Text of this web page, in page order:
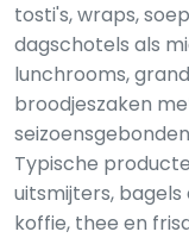
tosti's, wraps,
dagschotels als
lunchrooms,
broodjeszaken
Typische
uitsmijters, bagels
koffie, thee en